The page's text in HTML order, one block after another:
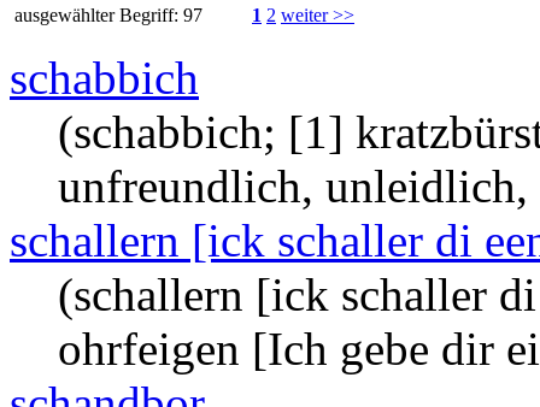
ausgewählter Begriff: 97 1 2 weiter >>
schabbich
(schabbich; [1]
unfreundlich, unleidlich,
schallern [ick schaller di
(schallern [ick schaller
ohrfeigen [Ich gebe dir